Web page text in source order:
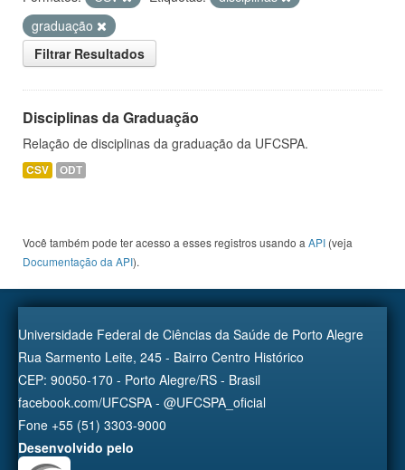
graduação
Filtrar Resultados
Disciplinas da Graduação
Relação de disciplinas da graduação da UFCSPA.
CSV ODT
Você também pode ter acesso a esses registros usando a API (veja
Documentação da API).
Universidade Federal de Ciências da Saúde de Porto Alegre
Rua Sarmento Leite, 245 - Bairro Centro Histórico
CEP: 90050-170 - Porto Alegre/RS - Brasil
facebook.com/UFCSPA - @UFCSPA_oficial
Fone +55 (51) 3303-9000
Desenvolvido pelo